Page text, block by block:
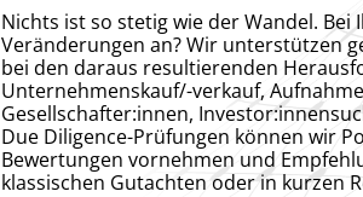
Nichts ist so stetig wie der Wandel. Bei
Veränderungen an? Wir unterstützen
bei den daraus resultierenden
Unternehmenskauf/-verkauf,
Gesellschafter:innen,
Due Diligence-Prüfungen können wir
Bewertungen vornehmen und
klassischen Gutachten oder in kurzen